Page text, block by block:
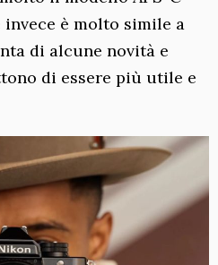
invece è molto simile a
di alcune novità e
di essere più utile e